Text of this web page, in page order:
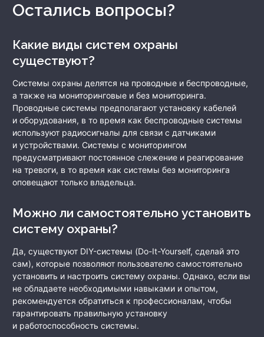
Остались вопросы?
Какие виды систем охраны
существуют?
Системы охраны делятся на проводные и беспроводные,
а также на мониторинговые и без мониторинга.
Проводные системы предполагают установку кабелей
и оборудования, в то время как беспроводные системы
используют радиосигналы для связи с датчиками
и устройствами. Системы с мониторингом
предусматривают постоянное слежение и реагирование
на тревоги, в то время как системы без мониторинга
оповещают только владельца.
Можно ли самостоятельно установить
систему охраны?
Да, существуют DIY-системы (Do-It-Yourself, сделай это
сам), которые позволяют пользователю самостоятельно
установить и настроить систему охраны. Однако, если вы
не обладаете необходимыми навыками и опытом,
рекомендуется обратиться к профессионалам, чтобы
гарантировать правильную установку
и работоспособность системы.